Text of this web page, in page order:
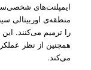
ایمپلنت‌های
منطقه­‌ی اوربیتالی
را ترمیم می­‌کنند.
همچنین از نظر
می­‌کند.